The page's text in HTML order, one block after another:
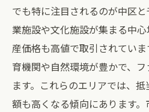
でも特に注目されるのが中区
業施設や文化施設が集まる中
産価格も高値で取引されてい
育機関や自然環境が豊かで、
ます。これらのエリアでは、
額も高くなる傾向にあります